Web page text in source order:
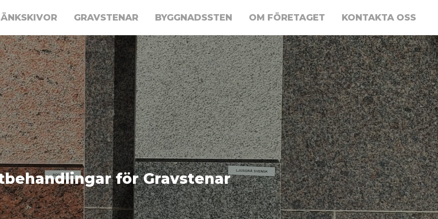
GRAVSTENAR BYGGNADSSTEN OM FÖRETAGET KONTAKTA OSS
för Gravstenar